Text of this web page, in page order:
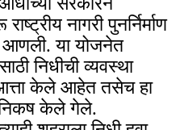
नागरी पुनर्निर्माण
या योजनेत
निधीची व्यवस्था
केले आहेत तसेच हा
निकष केले गेले.